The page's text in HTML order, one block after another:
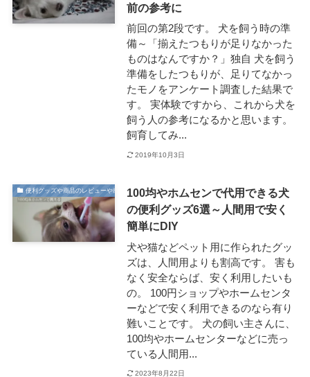
前の参考に
前回の第2段です。 犬を飼う時の準
備～「揃えたつもりが足りなかった
ものはなんですか？」独自 犬を飼う
準備をしたつもりが、足りてなかっ
たモノをアンケート調査した結果で
す。 実体験ですから、これから犬を
飼う人の参考になるかと思います。
飼育してみ...
2019年10月3日
便利グッズや商品のレビューや感想
100均やホムセンで代用できる犬
の便利グッズ6選～人間用で安く
簡単にDIY
犬や猫などペット用に作られたグッ
ズは、人間用よりも割高です。 害も
なく安全ならば、安く利用したいも
の。 100円ショップやホームセンタ
ーなどで安く利用できるのなら有り
難いことです。 犬の飼い主さんに、
100均やホームセンターなどに売っ
ている人間用...
2023年8月22日